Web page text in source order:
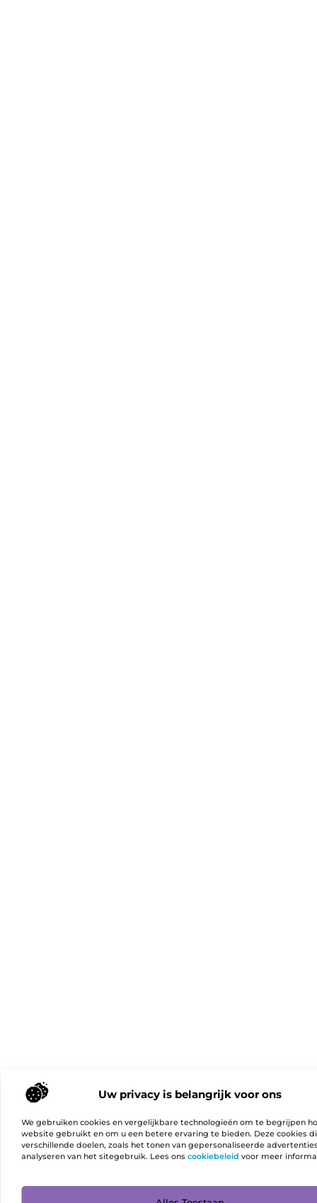
Uw privacy is belangrijk voor ons
We gebruiken cookies en vergelijkbare technologieën om te begrijpen
website gebruikt en om u een betere ervaring te bieden. Deze cookies
verschillende doelen, zoals het tonen van gepersonaliseerde
analyseren van het sitegebruik. Lees ons cookiebeleid voor meer